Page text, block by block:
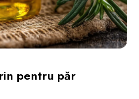
pentru păr